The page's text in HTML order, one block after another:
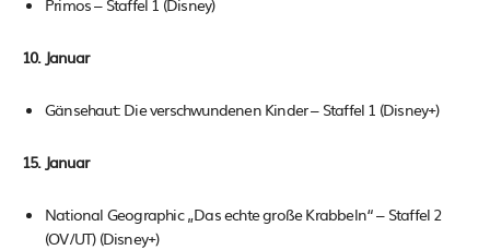
10. Januar
Gänsehaut: Die verschwundenen Kinder – Staffel 1 (Disney+)
15. Januar
National Geographic „Das echte große Krabbeln“ – Staffel 2
(OV/UT) (Disney+)